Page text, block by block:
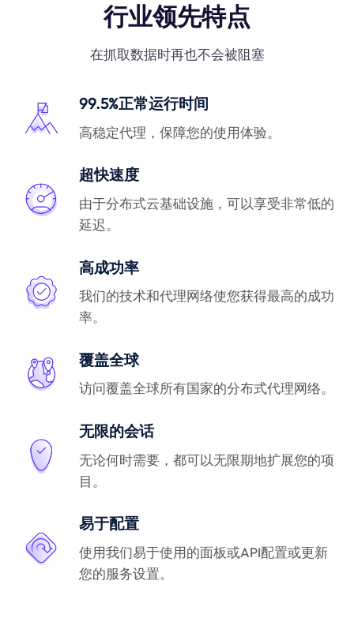
行业领先特点
在抓取数据时再也不会被阻塞
99.5%正常运行时间
高稳定代理，保障您的使用体验。
超快速度
由于分布式云基础设施，可以享受非常低的
延迟。
高成功率
我们的技术和代理网络使您获得最高的成功
率。
覆盖全球
访问覆盖全球所有国家的分布式代理网络。
无限的会话
无论何时需要，都可以无限期地扩展您的项
目。
易于配置
使用我们易于使用的面板或API配置或更新
您的服务设置。